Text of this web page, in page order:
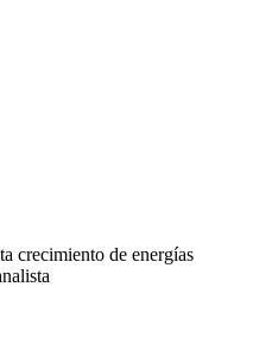
crecimiento de energías